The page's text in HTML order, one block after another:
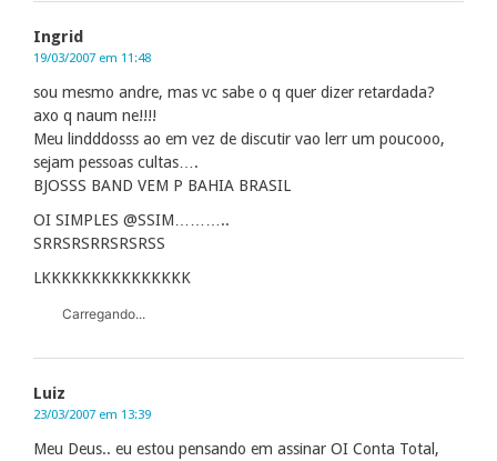
Ingrid
19/03/2007 em 11:48
sou mesmo andre, mas vc sabe o q quer dizer retardada?
axo q naum ne!!!!
Meu lindddosss ao em vez de discutir vao lerr um poucooo,
sejam pessoas cultas….
BJOSSS BAND VEM P BAHIA BRASIL
OI SIMPLES @SSIM………..
SRRSRSRRSRSRSS
LKKKKKKKKKKKKKKK
Carregando...
Luiz
23/03/2007 em 13:39
Meu Deus.. eu estou pensando em assinar OI Conta Total,